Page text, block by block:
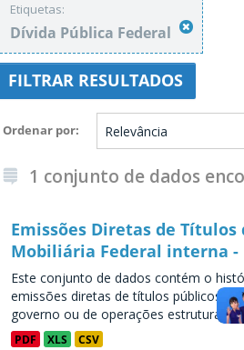
Etiquetas:
Dívida Pública Federal
FILTRAR RESULTADOS
Ordenar por
1 conjunto de dados
Emissões Diretas de Títulos
Mobiliária Federal interna -
Este conjunto de dados contém o
emissões diretas de títulos públicos,
governo ou de operações
PDF XLS CSV